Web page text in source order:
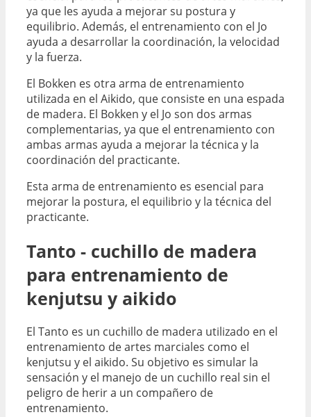
ya que les ayuda a mejorar su postura y
equilibrio. Además, el entrenamiento con el Jo
ayuda a desarrollar la coordinación, la velocidad
y la fuerza.
El Bokken es otra arma de entrenamiento
utilizada en el Aikido, que consiste en una espada
de madera. El Bokken y el Jo son dos armas
complementarias, ya que el entrenamiento con
ambas armas ayuda a mejorar la técnica y la
coordinación del practicante.
Esta arma de entrenamiento es esencial para
mejorar la postura, el equilibrio y la técnica del
practicante.
Tanto - cuchillo de madera
para entrenamiento de
kenjutsu y aikido
El Tanto es un cuchillo de madera utilizado en el
entrenamiento de artes marciales como el
kenjutsu y el aikido. Su objetivo es simular la
sensación y el manejo de un cuchillo real sin el
peligro de herir a un compañero de
entrenamiento.